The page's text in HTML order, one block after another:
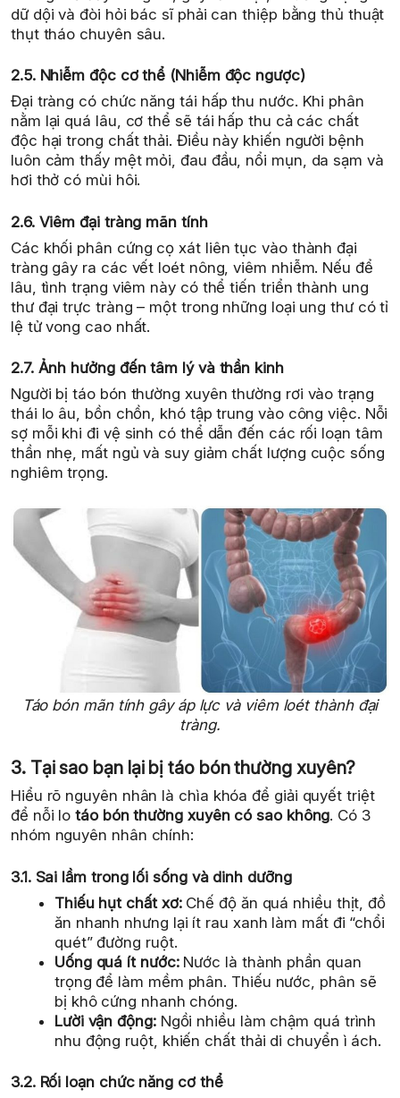
dữ dội và đòi hỏi bác sĩ phải can thiệp bằng thủ thuật
thụt tháo chuyên sâu.
2.5. Nhiễm độc cơ thể (Nhiễm độc ngược)
Đại tràng có chức năng tái hấp thu nước. Khi phân
nằm lại quá lâu, cơ thể sẽ tái hấp thu cả các chất
độc hại trong chất thải. Điều này khiến người bệnh
luôn cảm thấy mệt mỏi, đau đầu, nổi mụn, da sạm và
hơi thở có mùi hôi.
2.6. Viêm đại tràng mãn tính
Các khối phân cứng cọ xát liên tục vào thành đại
tràng gây ra các vết loét nông, viêm nhiễm. Nếu để
lâu, tình trạng viêm này có thể tiến triển thành ung
thư đại trực tràng – một trong những loại ung thư có tỉ
lệ tử vong cao nhất.
2.7. Ảnh hưởng đến tâm lý và thần kinh
Người bị táo bón thường xuyên thường rơi vào trạng
thái lo âu, bồn chồn, khó tập trung vào công việc. Nỗi
sợ mỗi khi đi vệ sinh có thể dẫn đến các rối loạn tâm
thần nhẹ, mất ngủ và suy giảm chất lượng cuộc sống
nghiêm trọng.
Táo bón mãn tính gây áp lực và viêm loét thành đại
tràng.
3. Tại sao bạn lại bị táo bón thường xuyên?
Hiểu rõ nguyên nhân là chìa khóa để giải quyết triệt
để nỗi lotáo bón thường xuyên có sao không. Có 3
nhóm nguyên nhân chính:
3.1. Sai lầm trong lối sống và dinh dưỡng
Thiếu hụt chất xơ:Chế độ ăn quá nhiều thịt, đồ
ăn nhanh nhưng lại ít rau xanh làm mất đi “chổi
quét” đường ruột.
Uống quá ít nước:Nước là thành phần quan
trọng để làm mềm phân. Thiếu nước, phân sẽ
bị khô cứng nhanh chóng.
Lười vận động:Ngồi nhiều làm chậm quá trình
nhu động ruột, khiến chất thải di chuyển ì ách.
3.2. Rối loạn chức năng cơ thể